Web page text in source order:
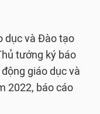
dục và Đào tạo
tướng ký báo
giáo dục và
2022, báo cáo